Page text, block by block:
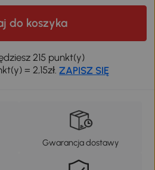
do koszyka
215 punkt(y)
= 2,15zł.ZAPISZ SIĘ
Gwarancja dostawy